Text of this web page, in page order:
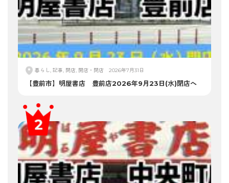
暮らし, 記事, 閉店, 開店・閉店 2026年7月31日
【豊前市】明屋書店 豊前店2026年9月23日(水)閉店へ